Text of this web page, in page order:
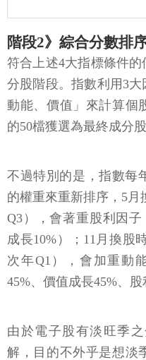
階段2》綜合分數排
符合上述4大指標條件
分股階段。指數利用3
動能、價值」來計算個
的50檔獲選為最終成分股
不過特別的是，指數每
的權重來重新排序，5月
Q3），會著重股利因子
成長10%）；11月換股
次年Q1），會加重動
45%、價值成長45%、股
由於電子股有淡旺季
解，目的不外乎是想淡